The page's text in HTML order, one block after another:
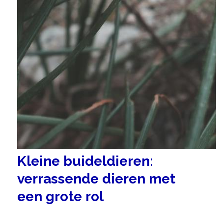
Kleine buideldieren:
verrassende dieren met
een grote rol